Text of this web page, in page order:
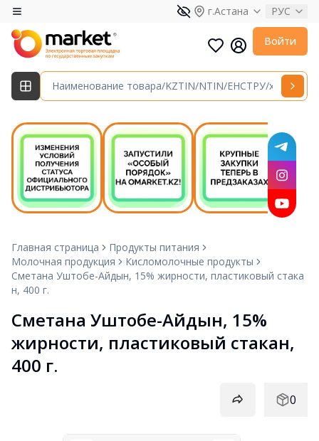
г.Астана РУС
Войти
Главная страница
Продукты питания
Молочная продукция
Кисломолочные продукты
Сметана Уштобе-Айдын, 15% жирности, пластиковый стака
н, 400 г.
Сметана Уштобе-Айдын, 15%
жирности, пластиковый стакан,
400 г.
0